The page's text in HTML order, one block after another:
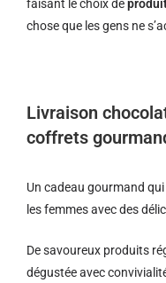
faisant le choix de
chose que les gens ne
Livraison
coffrets
Un cadeau gourmand
les femmes avec des
De savoureux produits
dégustée avec